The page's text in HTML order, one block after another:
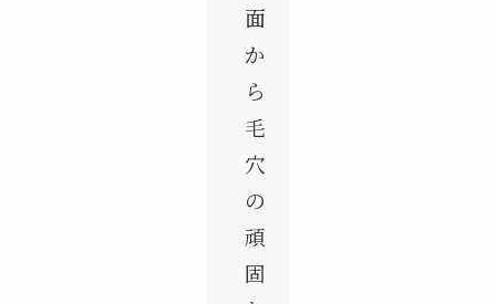
面
か
ら
毛
穴
の
頑
固